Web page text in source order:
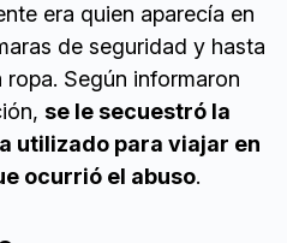
era quien aparecía en
de seguridad y hasta
ropa. Según informaron
se le secuestró la
utilizado para viajar en
ocurrió el abuso.